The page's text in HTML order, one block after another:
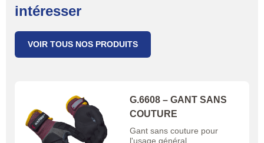
intéresser
VOIR TOUS NOS PRODUITS
G.6608 – GANT SANS
COUTURE
Gant sans couture pour
l'usage général